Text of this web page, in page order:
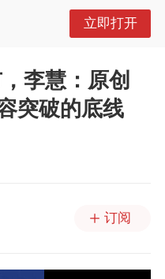
立即打开
李慧：原创
突破的底线
订阅